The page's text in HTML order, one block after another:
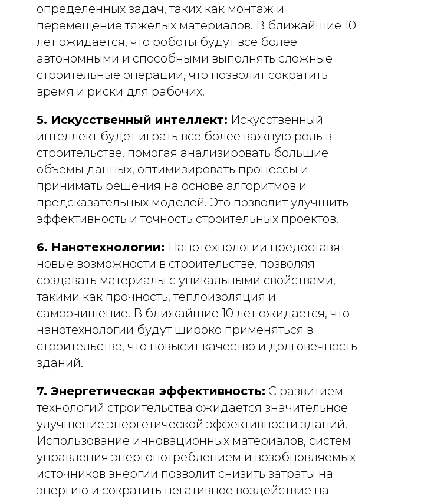
определенных задач, таких как монтаж и
перемещение тяжелых материалов. В ближайшие 10
лет ожидается, что роботы будут все более
автономными и способными выполнять сложные
строительные операции, что позволит сократить
время и риски для рабочих.
5. Искусственный интеллект: Искусственный
интеллект будет играть все более важную роль в
строительстве, помогая анализировать большие
объемы данных, оптимизировать процессы и
принимать решения на основе алгоритмов и
предсказательных моделей. Это позволит улучшить
эффективность и точность строительных проектов.
6. Нанотехнологии: Нанотехнологии предоставят
новые возможности в строительстве, позволяя
создавать материалы с уникальными свойствами,
такими как прочность, теплоизоляция и
самоочищение. В ближайшие 10 лет ожидается, что
нанотехнологии будут широко применяться в
строительстве, что повысит качество и долговечность
зданий.
7. Энергетическая эффективность: С развитием
технологий строительства ожидается значительное
улучшение энергетической эффективности зданий.
Использование инновационных материалов, систем
управления энергопотреблением и возобновляемых
источников энергии позволит снизить затраты на
энергию и сократить негативное воздействие на